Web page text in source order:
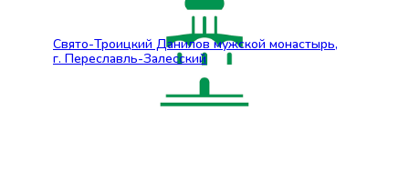
Свято-Троицкий Данилов мужской монастырь,
г. Переславль-Залесский